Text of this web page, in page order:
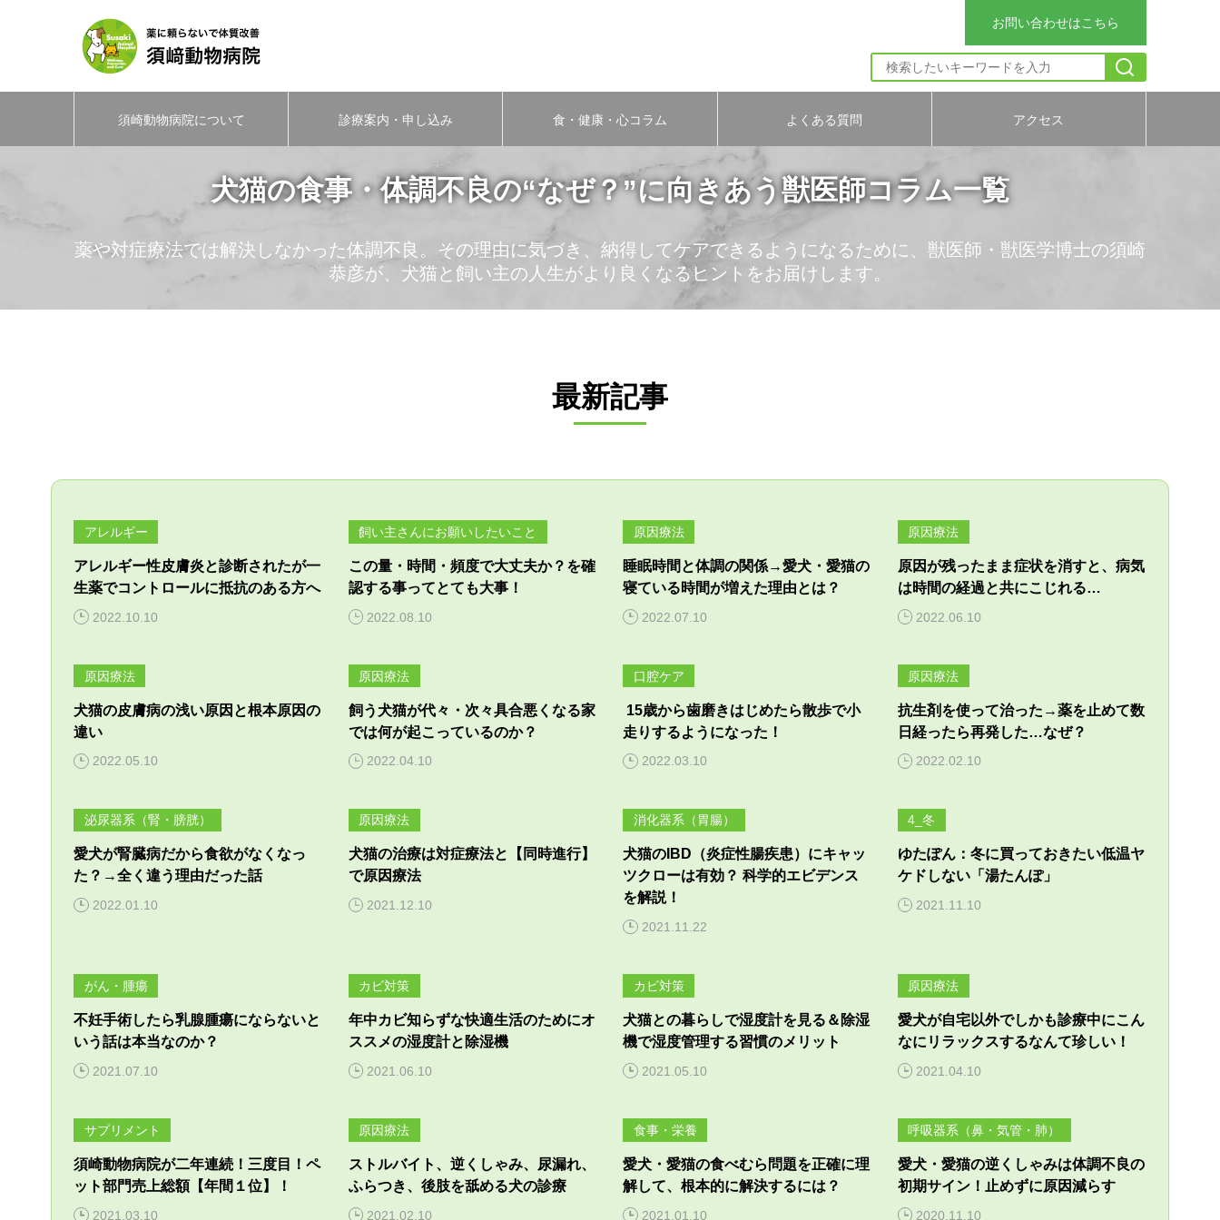
お問い合わせはこちら
須崎動物病院について 診療案内・申し込み 食・健康・心コラム よくある質問 アクセス
犬猫の食事・体調不良の“なぜ？”に向きあう獣医師コラム一覧
薬や対症療法では解決しなかった体調不良。その理由に気づき、納得してケアできるようになるために、獣医師・獣医学博士の須崎
恭彦が、犬猫と飼い主の人生がより良くなるヒントをお届けします。
最新記事
アレルギー
アレルギー性皮膚炎と診断されたが一
生薬でコントロールに抵抗のある方へ
2022.10.10
飼い主さんにお願いしたいこと
この量・時間・頻度で大丈夫か？を確
認する事ってとても大事！
2022.08.10
原因療法
睡眠時間と体調の関係→愛犬・愛猫の
寝ている時間が増えた理由とは？
2022.07.10
原因療法
原因が残ったまま症状を消すと、病気
は時間の経過と共にこじれる…
2022.06.10
原因療法
犬猫の皮膚病の浅い原因と根本原因の
違い
2022.05.10
原因療法
飼う犬猫が代々・次々具合悪くなる家
では何が起こっているのか？
2022.04.10
口腔ケア
15歳から歯磨きはじめたら散歩で小
走りするようになった！
2022.03.10
原因療法
抗生剤を使って治った→薬を止めて数
日経ったら再発した…なぜ？
2022.02.10
泌尿器系（腎・膀胱）
愛犬が腎臓病だから食欲がなくなっ
た？→全く違う理由だった話
2022.01.10
原因療法
犬猫の治療は対症療法と【同時進行】
で原因療法
2021.12.10
消化器系（胃腸）
犬猫のIBD（炎症性腸疾患）にキャッ
ツクローは有効？ 科学的エビデンス
を解説！
2021.11.22
4_冬
ゆたぽん：冬に買っておきたい低温ヤ
ケドしない「湯たんぽ」
2021.11.10
がん・腫瘍
不妊手術したら乳腺腫瘍にならないと
いう話は本当なのか？
2021.07.10
カビ対策
年中カビ知らずな快適生活のためにオ
ススメの湿度計と除湿機
2021.06.10
カビ対策
犬猫との暮らしで湿度計を見る＆除湿
機で湿度管理する習慣のメリット
2021.05.10
原因療法
愛犬が自宅以外でしかも診療中にこん
なにリラックスするなんて珍しい！
2021.04.10
サプリメント
須崎動物病院が二年連続！三度目！ペ
ット部門売上総額【年間１位】！
2021.03.10
原因療法
ストルバイト、逆くしゃみ、尿漏れ、
ふらつき、後肢を舐める犬の診療
2021.02.10
食事・栄養
愛犬・愛猫の食べむら問題を正確に理
解して、根本的に解決するには？
2021.01.10
呼吸器系（鼻・気管・肺）
愛犬・愛猫の逆くしゃみは体調不良の
初期サイン！止めずに原因減らす
2020.11.10